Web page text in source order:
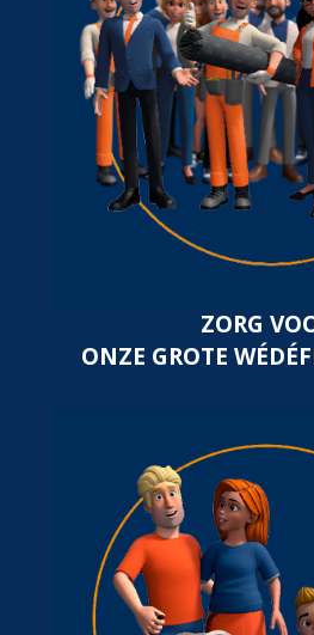
ZORG
ONZE GROTE